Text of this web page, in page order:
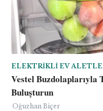
ELEKTRIKLI EV
Vestel
Buluşturun
Oğuzhan Biçer